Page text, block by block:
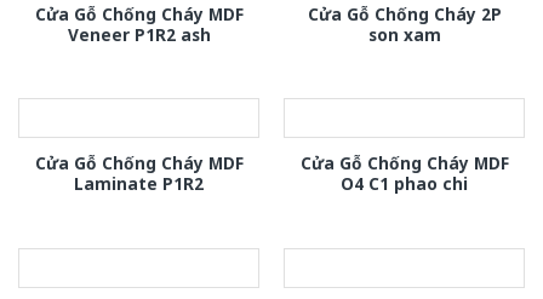
Cửa Gỗ Chống Cháy MDF
Veneer P1R2 ash
Cửa Gỗ Chống Cháy 2P
son xam
Cửa Gỗ Chống Cháy MDF
Laminate P1R2
Cửa Gỗ Chống Cháy MDF
O4 C1 phao chi